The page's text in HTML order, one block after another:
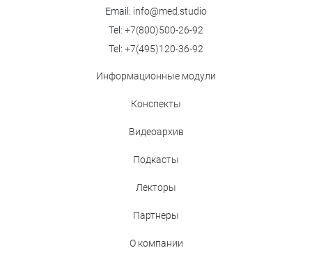
Email: info@med.studio
Tel: +7(800)500-26-92
Tel: +7(495)120-36-92
Информационные модули
Конспекты
Видеоархив
Подкасты
Лекторы
Партнеры
О компании